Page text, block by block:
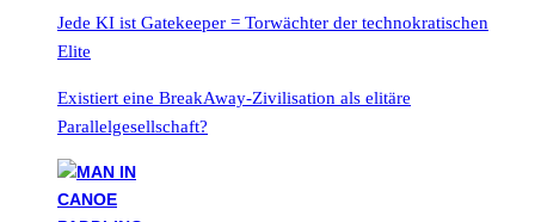
Jede KI ist Gatekeeper = Torwächter der technokratischen
Elite
Existiert eine BreakAway-Zivilisation als elitäre
Parallelgesellschaft?